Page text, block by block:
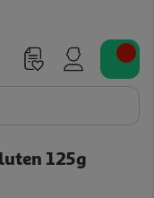
125g